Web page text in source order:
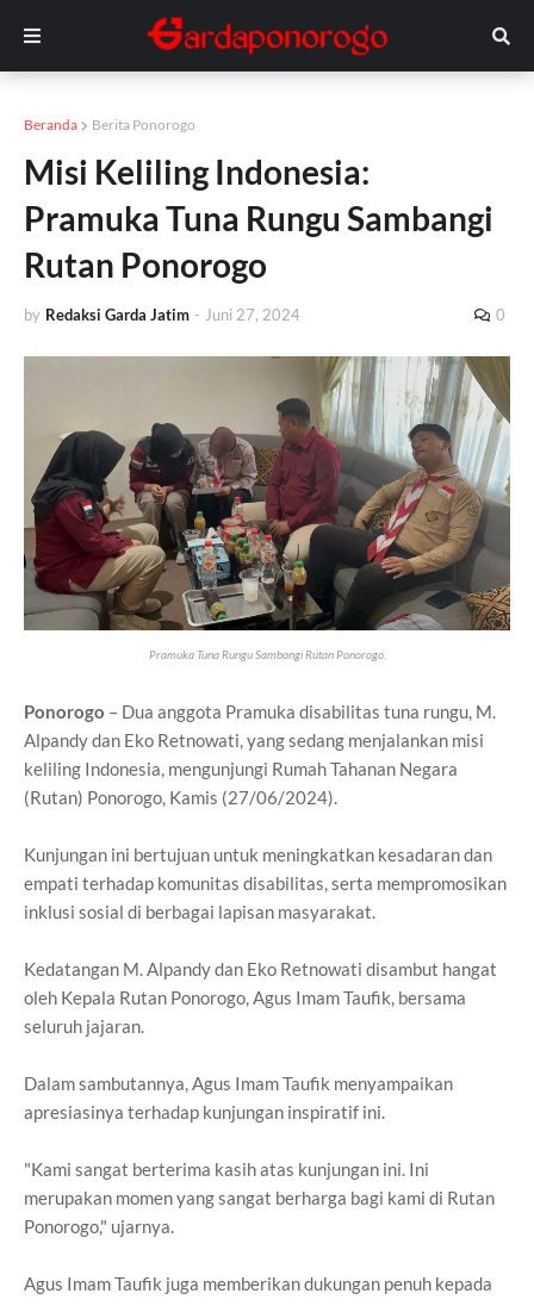
Beranda Berita Ponorogo
Misi Keliling Indonesia:
Pramuka Tuna Rungu Sambangi
Rutan Ponorogo
by Redaksi Garda Jatim - Juni 27, 2024 0
Pramuka Tuna Rungu Sambangi Rutan Ponorogo.
Ponorogo – Dua anggota Pramuka disabilitas tuna rungu, M.
Alpandy dan Eko Retnowati, yang sedang menjalankan misi
keliling Indonesia, mengunjungi Rumah Tahanan Negara
(Rutan) Ponorogo, Kamis (27/06/2024).
Kunjungan ini bertujuan untuk meningkatkan kesadaran dan
empati terhadap komunitas disabilitas, serta mempromosikan
inklusi sosial di berbagai lapisan masyarakat.
Kedatangan M. Alpandy dan Eko Retnowati disambut hangat
oleh Kepala Rutan Ponorogo, Agus Imam Taufik, bersama
seluruh jajaran.
Dalam sambutannya, Agus Imam Taufik menyampaikan
apresiasinya terhadap kunjungan inspiratif ini.
"Kami sangat berterima kasih atas kunjungan ini. Ini
merupakan momen yang sangat berharga bagi kami di Rutan
Ponorogo," ujarnya.
Agus Imam Taufik juga memberikan dukungan penuh kepada